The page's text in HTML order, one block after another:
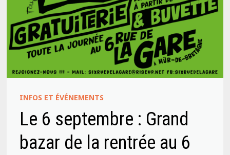
INFOS ET ÉVÉNEMENTS
Le 6 septembre : Grand
bazar de la rentrée au 6